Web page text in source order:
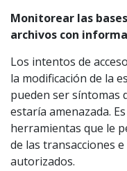
Monitorear las
archivos con
Los intentos de
la modificación de la
pueden ser síntomas
estaría amenazada.
herramientas que le
de las transacciones
autorizados.